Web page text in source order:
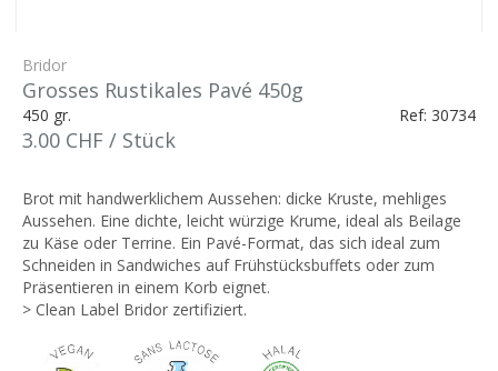
Bridor
Grosses Rustikales Pavé 450g
450 gr. Ref: 30734
3.00 CHF / Stück
Brot mit handwerklichem Aussehen: dicke Kruste, mehliges
Aussehen. Eine dichte, leicht würzige Krume, ideal als Beilage
zu Käse oder Terrine. Ein Pavé-Format, das sich ideal zum
Schneiden in Sandwiches auf Frühstücksbuffets oder zum
Präsentieren in einem Korb eignet.
> Clean Label Bridor zertifiziert.